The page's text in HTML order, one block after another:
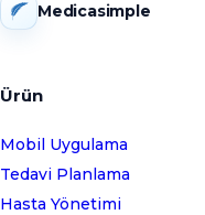
Medicasimple
Ürün
Mobil Uygulama
Tedavi Planlama
Hasta Yönetimi